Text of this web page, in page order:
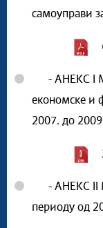
самоуправи
- АНЕКС I
економске и
2007. до
- АНЕКС II
периоду од